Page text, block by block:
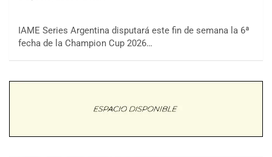
IAME Series Argentina disputará este fin de semana la 6ª
fecha de la Champion Cup 2026…